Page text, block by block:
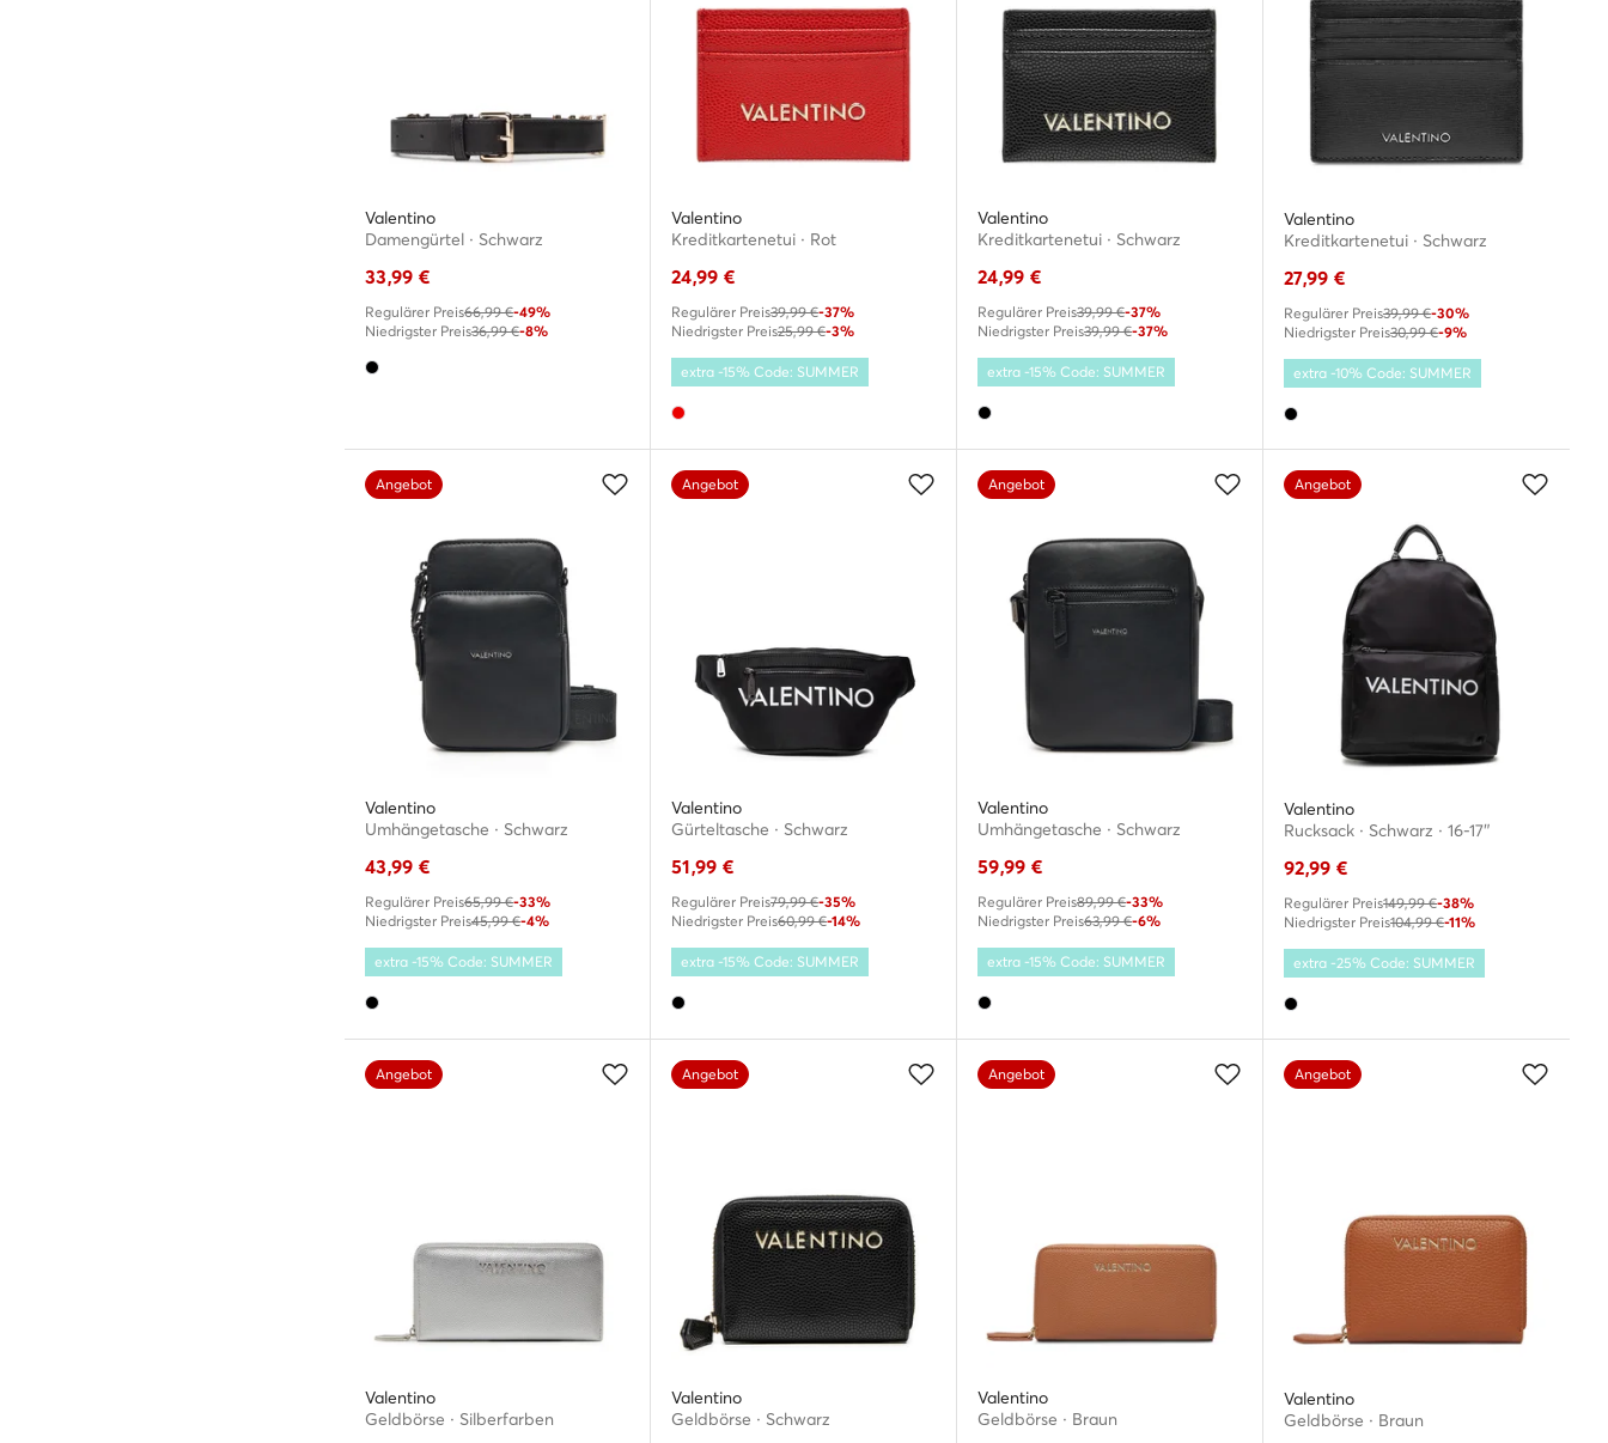
Valentino
Damengürtel · Schwarz
33,99 €
Regulärer Preis66,99 €-49%
Niedrigster Preis36,99 €-8%
Valentino
Kreditkartenetui · Rot
24,99 €
Regulärer Preis39,99 €-37%
Niedrigster Preis25,99 €-3%
extra -15% Code: SUMMER
Valentino
Kreditkartenetui · Schwarz
24,99 €
Regulärer Preis39,99 €-37%
Niedrigster Preis39,99 €-37%
extra -15% Code: SUMMER
Valentino
Kreditkartenetui · Schwarz
27,99 €
Regulärer Preis39,99 €-30%
Niedrigster Preis30,99 €-9%
extra -10% Code: SUMMER
Angebot
Valentino
Umhängetasche · Schwarz
43,99 €
Regulärer Preis65,99 €-33%
Niedrigster Preis45,99 €-4%
extra -15% Code: SUMMER
Angebot
Valentino
Gürteltasche · Schwarz
51,99 €
Regulärer Preis79,99 €-35%
Niedrigster Preis60,99 €-14%
extra -15% Code: SUMMER
Angebot
Valentino
Umhängetasche · Schwarz
59,99 €
Regulärer Preis89,99 €-33%
Niedrigster Preis63,99 €-6%
extra -15% Code: SUMMER
Angebot
Valentino
Rucksack · Schwarz · 16-17″
92,99 €
Regulärer Preis149,99 €-38%
Niedrigster Preis104,99 €-11%
extra -25% Code: SUMMER
Angebot
Valentino
Geldbörse · Silberfarben
Angebot
Valentino
Geldbörse · Schwarz
Angebot
Valentino
Geldbörse · Braun
Angebot
Valentino
Geldbörse · Braun